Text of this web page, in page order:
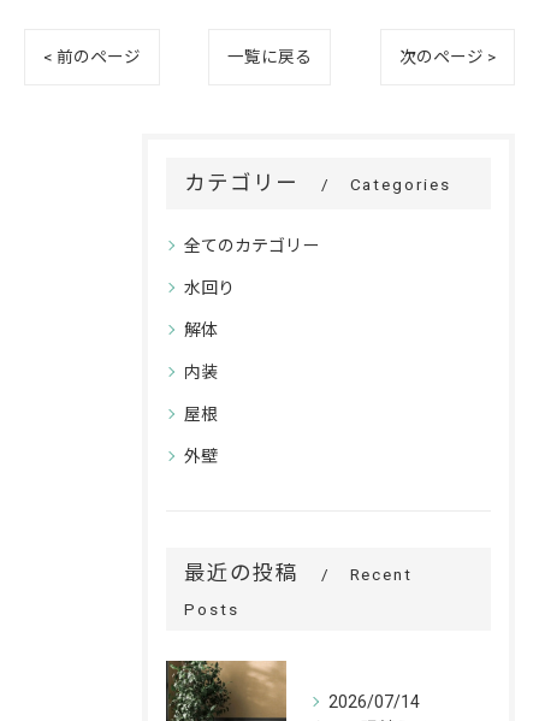
< 前のページ 一覧に戻る 次のページ >
カテゴリー Categories
全てのカテゴリー
水回り
解体
内装
屋根
外壁
最近の投稿
Recent
Posts
2026/07/14